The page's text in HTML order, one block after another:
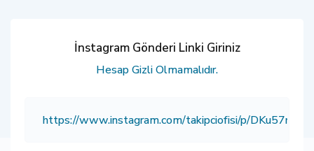
İnstagram Gönderi Linki Giriniz
Hesap Gizli Olmamalıdır.